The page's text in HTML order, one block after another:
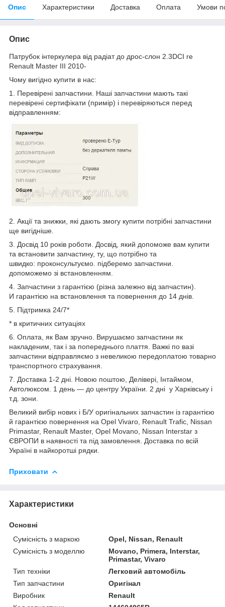
Опис Характеристики Доставка Оплата Умови
Опис
Патрубок інтеркулера від радіат до дрос-слон 2.3DCI re
Renault Master III 2010-
Чому вигідно купити в нас:
1. Перевірені запчастини. Наші запчастини мають такі
перевірені сертифікати (примір) і перевіряються перед
відправленням:
2. Акції та знижки, які дають змогу купити потрібні запчастини
ще вигідніше.
3. Досвід 10 років роботи. Досвід, який допоможе вам купити
та встановити запчастину, ту, що потрібно та
швидко: проконсультуємо. підберемо запчастини.
допоможемо зі встановленням.
4. Запчастини з гарантією (різна залежно від запчастин).
И гарантією на встановлення та повернення до 14 днів.
5. Підтримка 24/7*
* в критичних ситуаціях
6. Оплата, як Вам зручно. Вирушаємо запчастини як
накладеним, так і за попереднього плаття. Важкі по вазі
запчастини відправляємо з невеликою передоплатою товарно
транспортного страхування.
7. Доставка 1-2 дні. Новою поштою, Делівері, Інтаймом,
Автолюксом. 1 день — до центру України. 2 дні у Харківську і
т.д. зони.
Великий вибір нових і Б/У оригінальних запчастин із гарантією
й гарантією повернення на Opel Vivaro, Renault Trafic, Nissan
Primastar, Renault Master, Opel Movano, Nissan Interstar з
ЄВРОПИ в наявності та під замовлення. Доставка по всій
Україні в найкоротші рядки.
Приховати
Характеристики
Основні
Сумісність з маркою
Opel, Nissan, Renault
Сумісність з моделлю
Movano, Primera, Interstar,
Primastar, Vivaro
Тип техніки
Легковий автомобіль
Тип запчастини
Оригінал
Виробник
Renault